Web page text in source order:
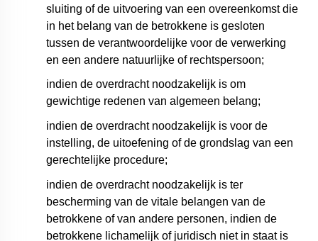
sluiting of de uitvoering van een overeenkomst die
in het belang van de betrokkene is gesloten
tussen de verantwoordelijke voor de verwerking
en een andere natuurlijke of rechtspersoon;
indien de overdracht noodzakelijk is om
gewichtige redenen van algemeen belang;
indien de overdracht noodzakelijk is voor de
instelling, de uitoefening of de grondslag van een
gerechtelijke procedure;
indien de overdracht noodzakelijk is ter
bescherming van de vitale belangen van de
betrokkene of van andere personen, indien de
betrokkene lichamelijk of juridisch niet in staat is